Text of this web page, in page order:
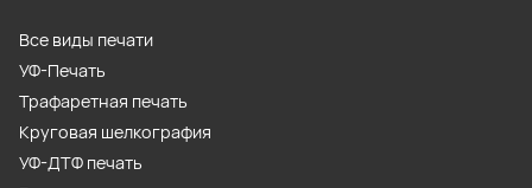
Все виды печати
УФ-Печать
Трафаретная печать
Круговая шелкография
УФ-ДТФ печать